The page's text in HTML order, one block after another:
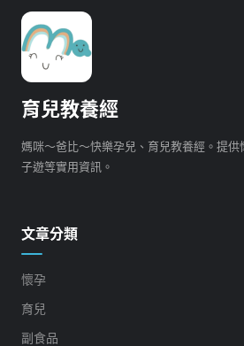
育兒教養經
媽咪～爸比～快樂孕兒、育兒教養經。提
子遊等實用資訊。
文章分類
懷孕
育兒
副食品